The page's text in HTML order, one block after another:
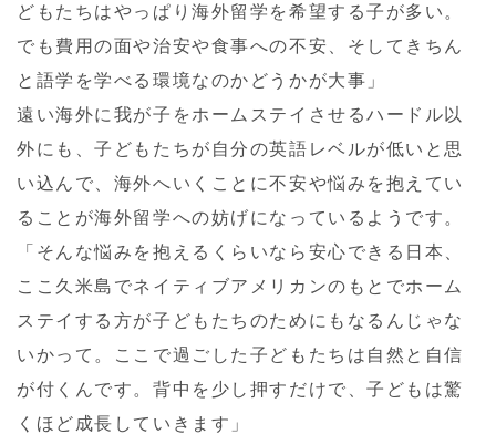
どもたちはやっぱり海外留学を希望する子が多い。
でも費用の面や治安や食事への不安、そしてきちん
と語学を学べる環境なのかどうかが大事」
遠い海外に我が子をホームステイさせるハードル以
外にも、子どもたちが自分の英語レベルが低いと思
い込んで、海外へいくことに不安や悩みを抱えてい
ることが海外留学への妨げになっているようです。
「そんな悩みを抱えるくらいなら安心できる日本、
ここ久米島でネイティブアメリカンのもとでホーム
ステイする方が子どもたちのためにもなるんじゃな
いかって。ここで過ごした子どもたちは自然と自信
が付くんです。背中を少し押すだけで、子どもは驚
くほど成長していきます」